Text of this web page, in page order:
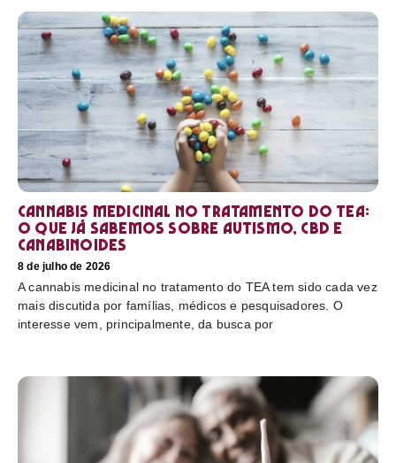
Cannabis medicinal no tratamento do TEA:
o que já sabemos sobre autismo, CBD e
canabinoides
8 de julho de 2026
A cannabis medicinal no tratamento do TEA tem sido cada vez
mais discutida por famílias, médicos e pesquisadores. O
interesse vem, principalmente, da busca por